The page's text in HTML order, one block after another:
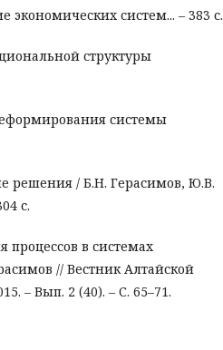
экономических систем... – 383 с.
структуры
системы
решения / Б.Н. Герасимов, Ю.В.
с.
процессов в системах
// Вестник Алтайской
– Вып. 2 (40). – С. 65–71.